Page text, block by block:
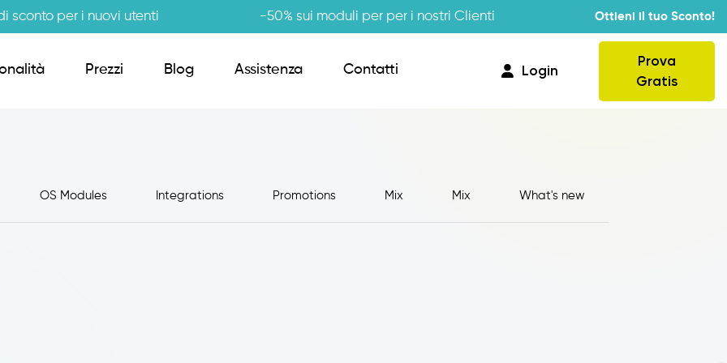
sconto per i nuovi utenti -50% sui moduli per per i nostri Clienti Ottieni il tuo Sconto!
CRM Giro Visite
Provvigioni
Prezzi Blog Assistenza Contatti Login
Prova
Gratis
OS Modules Integrations Promotions Mix Mix What's new